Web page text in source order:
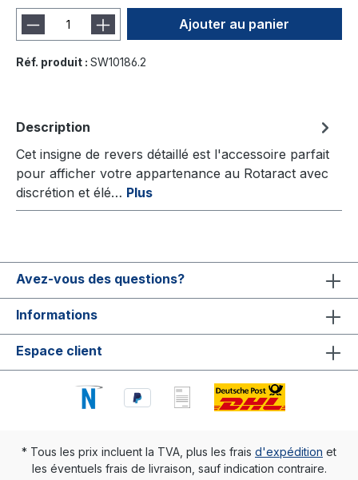
Ajouter au panier
Réf. produit : SW10186.2
Description
Cet insigne de revers détaillé est l'accessoire parfait
pour afficher votre appartenance au Rotaract avec
discrétion et élé… Plus
Avez-vous des questions?
Informations
Espace client
* Tous les prix incluent la TVA, plus les frais d'expédition et
les éventuels frais de livraison, sauf indication contraire.